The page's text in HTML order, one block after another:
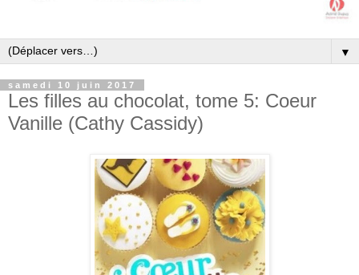
▼
samedi 10 juin 2017
Les filles au chocolat, tome 5: Coeur
Vanille (Cathy Cassidy)